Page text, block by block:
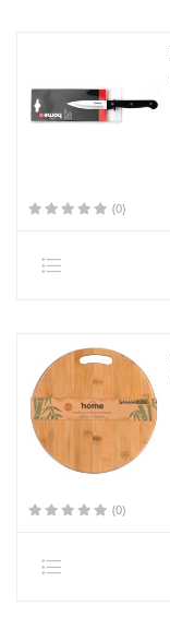
(0)
(0)